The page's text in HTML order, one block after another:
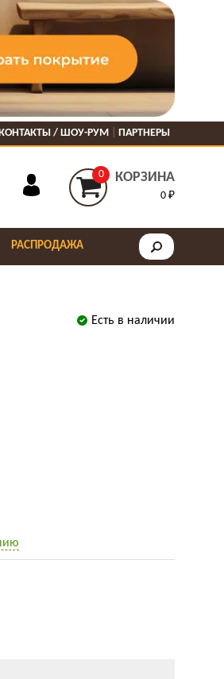
/ ШОУ-РУМ ПАРТНЕРЫ
0 КОРЗИНА
0 ₽
РАСПРОДАЖА
Есть в наличии